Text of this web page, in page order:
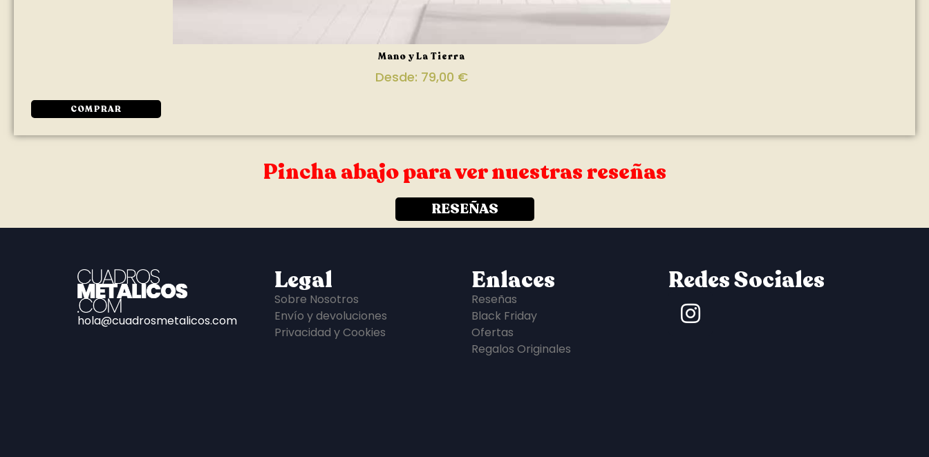
Mano y La Tierra
Desde: 79,00 €
COMPRAR
Pincha abajo para ver nuestras reseñas
RESEÑAS
hola@cuadrosmetalicos.com
Legal
Sobre Nosotros
Envío y devoluciones
Privacidad y Cookies
Enlaces
Reseñas
Black Friday
Ofertas
Regalos Originales
Redes Sociales